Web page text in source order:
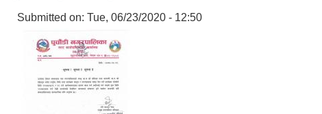
Submitted on: Tue, 06/23/2020 - 12:50